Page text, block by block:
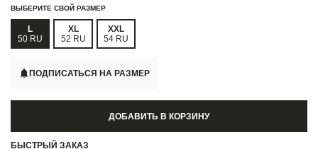
ВЫБЕРИТЕ СВОЙ РАЗМЕР
L
50 RU
XL
52 RU
XXL
54 RU
ПОДПИСАТЬСЯ НА РАЗМЕР
ДОБАВИТЬ В КОРЗИНУ
БЫСТРЫЙ ЗАКАЗ